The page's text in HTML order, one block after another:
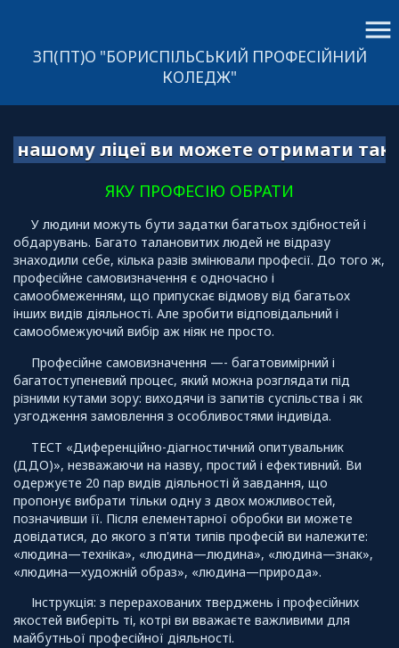
menu
ЗП(ПТ)О "БОРИСПІЛЬСЬКИЙ ПРОФЕСІЙНИЙ
КОЛЕДЖ"
ліцеї ви можете отримати такі
ЯКУ ПРОФЕСІЮ ОБРАТИ
У людини можуть бути задатки багатьох здібностей і
обдарувань. Багато талановитих людей не відразу
знаходили себе, кілька разів змінювали професії. До того ж,
професійне самовизначення є одночасно і
самообмеженням, що припускає відмову від багатьох
інших видів діяльності. Але зробити відповідальний і
самообмежуючий вибір аж ніяк не просто.
Професійне самовизначення —- багатовимірний і
багатоступеневий процес, який можна розглядати під
різними кутами зору: виходячи із запитів суспільства і як
узгодження замовлення з особливостями індивіда.
ТЕСТ «Диференційно-діагностичний опитувальник
(ДДО)», незважаючи на назву, простий і ефективний. Ви
одержуєте 20 пар видів діяльності й завдання, що
пропонує вибрати тільки одну з двох можливостей,
позначивши її. Після елементарної обробки ви можете
довідатися, до якого з п'яти типів професій ви належите:
«людина—техніка», «людина—людина», «людина—знак»,
«людина—художній образ», «людина—природа».
Інструкція: з перерахованих тверджень і професійних
якостей виберіть ті, котрі ви вважаєте важливими для
майбутньої професійної діяльності.